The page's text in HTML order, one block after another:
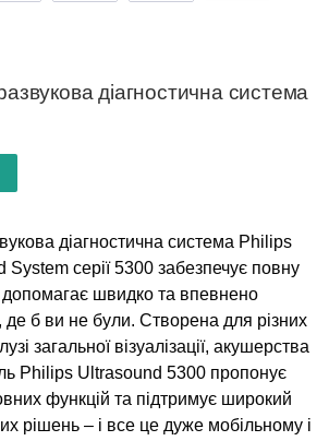
діагностична система
діагностична система Philips
серії 5300 забезпечує повну
допомагає швидко та впевнено
б ви не були. Створена для різних
загальної візуалізації, акушерства
Philips Ultrasound 5300 пропонує
функцій та підтримує широкий
рішень – і все це дуже мобільному і